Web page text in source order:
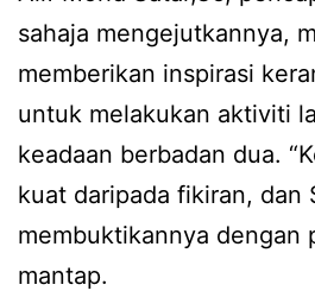
sahaja mengejutkannya,
memberikan inspirasi
untuk melakukan aktiviti
keadaan berbadan dua.
kuat daripada fikiran, dan
membuktikannya dengan
mantap.